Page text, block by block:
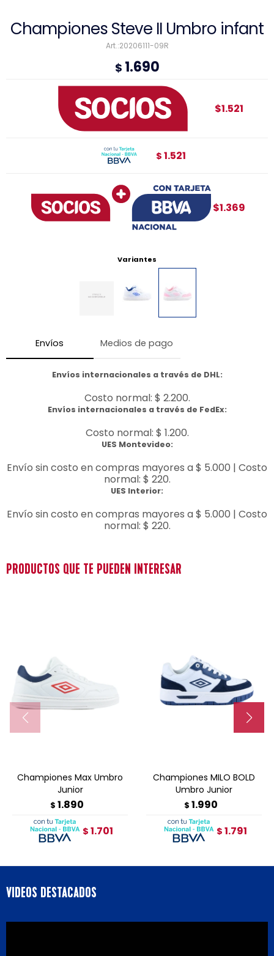
Championes Steve II Umbro infant
20206111-09R
$ 1.690
$1.369
$1.521
$ 1.521
Variantes
Envíos Medios de pago
Envíos internacionales a través de DHL:
Costo normal: $ 2.200.
Envíos internacionales a través de FedEx:
Costo normal: $ 1.200.
UES Montevideo:
Envío sin costo en compras mayores a $ 5.000 | Costo
normal: $ 220.
UES Interior:
Envío sin costo en compras mayores a $ 5.000 | Costo
normal: $ 220.
PRODUCTOS QUE TE PUEDEN INTERESAR
Championes Max Umbro
Junior
$ 1.890
$ 1.701
Championes MILO BOLD
Umbro Junior
$ 1.990
$ 1.791
VIDEOS DESTACADOS